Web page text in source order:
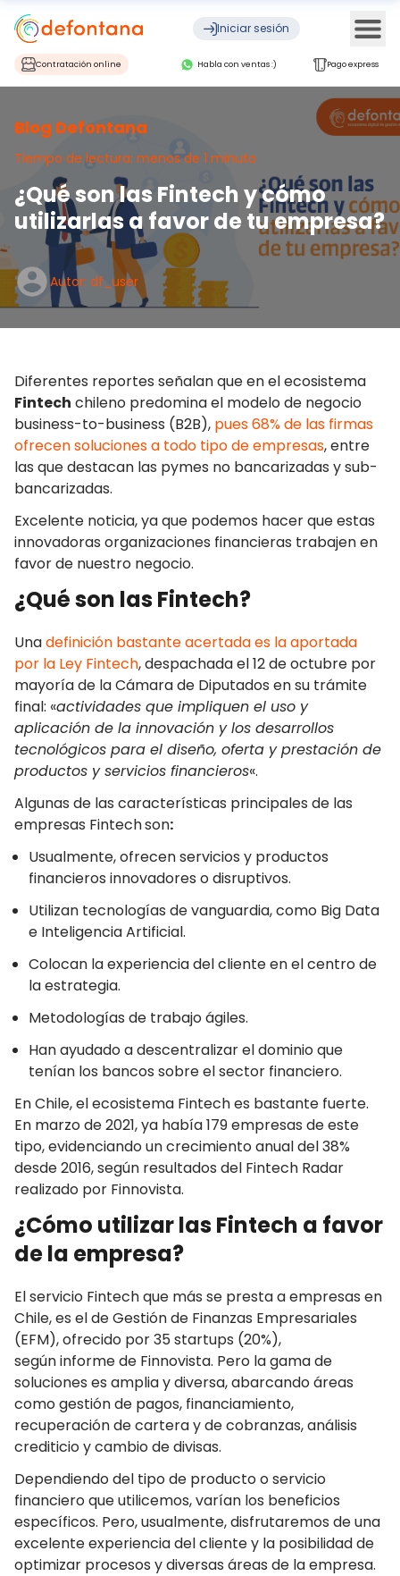
Iniciar sesión
Contratación online Habla con ventas :) Pago express
Blog Defontana
Tiempo de lectura: menos de 1 minuto
¿Qué son las Fintech y cómo
utilizarlas a favor de tu empresa?
Autor: df_user
Diferentes reportes señalan que en el ecosistema
Fintech chileno predomina el modelo de negocio
business-to-business (B2B), pues 68% de las firmas
ofrecen soluciones a todo tipo de empresas, entre
las que destacan las pymes no bancarizadas y sub-
bancarizadas.
Excelente noticia, ya que podemos hacer que estas
innovadoras organizaciones financieras trabajen en
favor de nuestro negocio.
¿Qué son las Fintech?
Unadefinición bastante acertada es la aportada
por la Ley Fintech, despachada el 12 de octubre por
mayoría de la Cámara de Diputados en su trámite
final: «actividades que impliquen el uso y
aplicación de la innovación y los desarrollos
tecnológicos para el diseño, oferta y prestación de
productos y servicios financieros«.
Algunas de las características principales de las
empresas Fintechson:
Usualmente, ofrecen servicios y productos
financieros innovadores o disruptivos.
Utilizan tecnologías de vanguardia, como Big Data
e Inteligencia Artificial.
Colocan la experiencia del cliente en el centro de
la estrategia.
Metodologías de trabajo ágiles.
Han ayudado a descentralizar el dominio que
tenían los bancos sobre el sector financiero.
En Chile, el ecosistema Fintech es bastante fuerte.
En marzo de 2021, ya había 179 empresas de este
tipo, evidenciando un crecimiento anual del 38%
desde 2016, según resultados del Fintech Radar
realizado por Finnovista.
¿Cómo utilizar las Fintech a favor
de la empresa?
El servicio Fintech que más se presta a empresas en
Chile, es el de Gestión de Finanzas Empresariales
(EFM), ofrecido por 35 startups (20%),
según informe de Finnovista. Pero la gama de
soluciones es amplia y diversa, abarcando áreas
como gestión de pagos, financiamiento,
recuperación de cartera y de cobranzas, análisis
crediticio y cambio de divisas.
Dependiendo del tipo de producto o servicio
financiero que utilicemos, varían los beneficios
específicos. Pero, usualmente, disfrutaremos de una
excelente experiencia del cliente y la posibilidad de
optimizar procesos y diversas áreas de la empresa.